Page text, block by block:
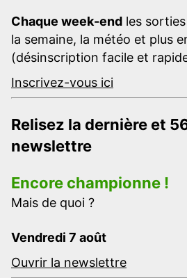
Chaque week-end les
la semaine, la météo et plus
(désinscription facile et
Inscrivez-vous ici
Relisez la dernière et
newslettre
Encore championne !
Mais de quoi ?
Vendredi 7 août
Ouvrir la newslettre